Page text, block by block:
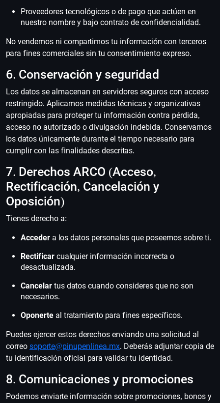
Proveedores tecnológicos o de pago que actúen en
nuestro nombre y bajo contrato de confidencialidad.
No vendemos ni compartimos tu información con terceros
para fines comerciales sin tu consentimiento expreso.
6. Conservación y seguridad
Los datos se almacenan en servidores seguros con acceso
restringido. Aplicamos medidas técnicas y organizativas
apropiadas para proteger tu información contra pérdida,
acceso no autorizado o divulgación indebida. Conservamos
los datos únicamente durante el tiempo necesario para
cumplir con las finalidades descritas.
7. Derechos ARCO (Acceso,
Rectificación, Cancelación y
Oposición)
Tienes derecho a:
Acceder a los datos personales que poseemos sobre ti.
Rectificar cualquier información incorrecta o
desactualizada.
Cancelar tus datos cuando consideres que no son
necesarios.
Oponerte al tratamiento para fines específicos.
Puedes ejercer estos derechos enviando una solicitud al
correo soporte@pinupenlinea.mx. Deberás adjuntar copia de
tu identificación oficial para validar tu identidad.
8. Comunicaciones y promociones
Podemos enviarte información sobre promociones, bonos y